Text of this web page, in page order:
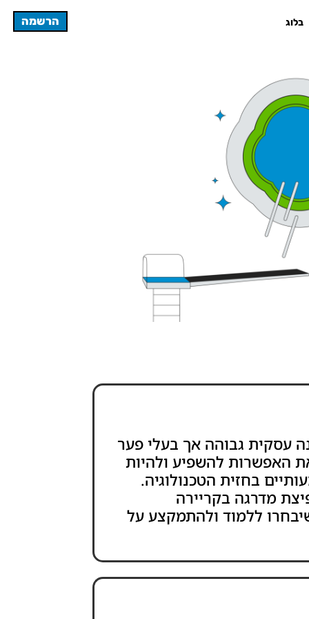
בלוג הרשמה
עסקית גבוהה אך בעלי פער
האפשרות להשפיע ולהיות
בחזית הטכנולוגיה.
מדרגה בקריירה
ללמוד ולהתמקצע על